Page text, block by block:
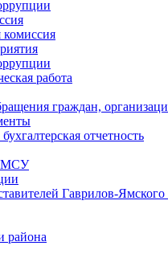
комиссия
работа
граждан,
отчетность
Гаврилов-Ямского
района